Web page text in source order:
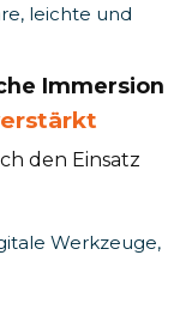
leichte und
Immersion
den Einsatz
Werkzeuge,